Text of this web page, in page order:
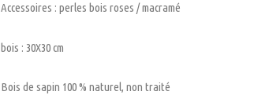
Accessoires : perles bois roses / macramé
bois : 30X30 cm
Bois de sapin 100 % naturel, non traité